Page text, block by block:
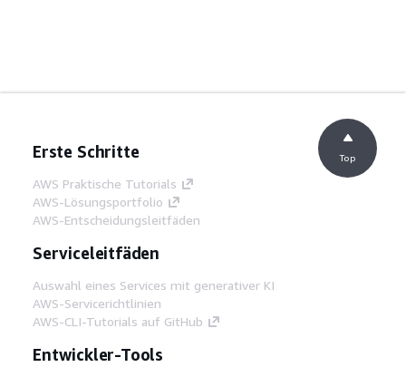
Erste Schritte
AWS Praktische Tutorials
AWS-Lösungsportfolio
AWS-Entscheidungsleitfäden
Serviceleitfäden
Auswahl eines Services mit generativer KI
AWS-Servicerichtlinien
AWS-CLI-Tutorials auf GitHub
Entwickler-Tools
Top